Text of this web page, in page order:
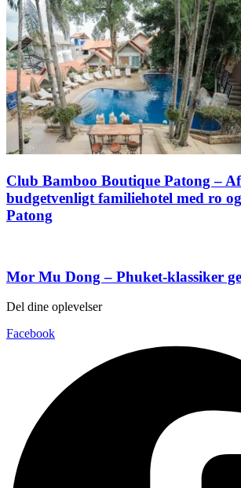
Club Bamboo Boutique Patong –
budgetvenligt familiehotel med ro
Patong
Mor Mu Dong – Phuket-klassiker
Del dine oplevelser
Facebook